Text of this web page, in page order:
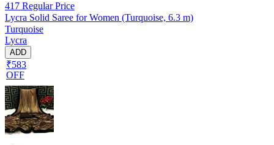
417 Regular Price
Lycra Solid Saree for Women (Turquoise, 6.3 m)
Turquoise
Lycra
ADD
₹583
OFF